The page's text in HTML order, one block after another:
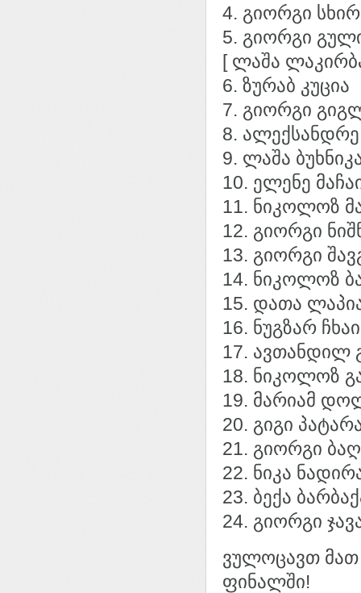
4. გიორგი
5. გიორგი
[ ლაშა
6. ზურაბ კუცია
7. გიორგი
8.
9. ლაშა
10. ელენე
11. ნიკოლოზ
12. გიორგი
13. გიორგი
14. ნიკოლოზ
15. დათა
16. ნუგზარ
17. ავთანდილ
18. ნიკოლოზ
19. მარიამ
20. გიგი
21. გიორგი
22. ნიკა
23. ბექა
24. გიორგი
ვულოცავთ მათ
ფინალში!